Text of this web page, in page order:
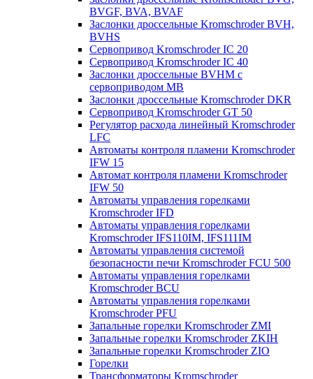
BVGF, BVA, BVAF
Заслонки дроссельные Kromschroder BVH,
BVHS
Сервопривод Kromschroder IC 20
Сервопривод Kromschroder IC 40
Заслонки дроссельные BVHM с
сервоприводом МВ
Заслонки дроссельные Kromschroder DKR
Cервопривод Kromschroder GT 50
Регулятор расхода линейный Kromschroder
LFC
Автоматы контроля пламени Kromschroder
IFW 15
Автомат контроля пламени Kromschroder
IFW 50
Автоматы управления горелками
Kromschroder IFD
Автоматы управления горелками
Kromschroder IFS110IM, IFS111IM
Автоматы управления системой
безопасности печи Kromschroder FCU 500
Автоматы управления горелками
Kromschroder BCU
Автоматы управления горелками
Kromschroder PFU
Запальные горелки Kromschroder ZМI
Запальные горелки Kromschroder ZKIH
Запальные горелки Kromschroder ZIO
Горелки
Трансформаторы Kromschroder